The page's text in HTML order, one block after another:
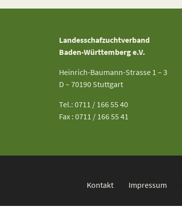
Landesschafzuchtverband
Baden-Württemberg e.V.
Heinrich-Baumann-Strasse 1 – 3
D – 70190 Stuttgart
Tel.: 0711 / 166 55 40
Fax : 0711 / 166 55 41
Kontakt Impressum